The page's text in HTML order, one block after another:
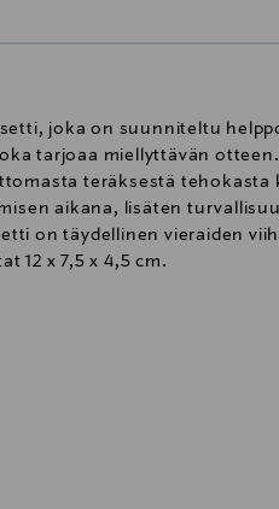
joka on suunniteltu
tarjoaa miellyttävän
teräksestä
aikana, lisäten
on täydellinen vieraiden
12 x 7,5 x 4,5 cm.